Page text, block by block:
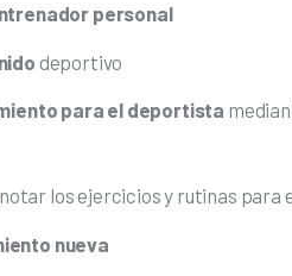
personal
deportivo
para el deportista
los ejercicios y rutinas para
nueva